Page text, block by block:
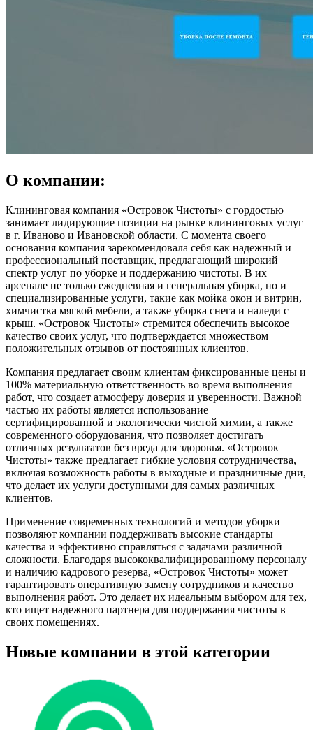
О компании:
Клининговая компания «Островок Чистоты» с гордостью
занимает лидирующие позиции на рынке клининговых услуг
в г. Иваново и Ивановской области. С момента своего
основания компания зарекомендовала себя как надежный и
профессиональный поставщик, предлагающий широкий
спектр услуг по уборке и поддержанию чистоты. В их
арсенале не только ежедневная и генеральная уборка, но и
специализированные услуги, такие как мойка окон и витрин,
химчистка мягкой мебели, а также уборка снега и наледи с
крыш. «Островок Чистоты» стремится обеспечить высокое
качество своих услуг, что подтверждается множеством
положительных отзывов от постоянных клиентов.
Компания предлагает своим клиентам фиксированные цены и
100% материальную ответственность во время выполнения
работ, что создает атмосферу доверия и уверенности. Важной
частью их работы является использование
сертифицированной и экологически чистой химии, а также
современного оборудования, что позволяет достигать
отличных результатов без вреда для здоровья. «Островок
Чистоты» также предлагает гибкие условия сотрудничества,
включая возможность работы в выходные и праздничные дни,
что делает их услуги доступными для самых различных
клиентов.
Применение современных технологий и методов уборки
позволяют компании поддерживать высокие стандарты
качества и эффективно справляться с задачами различной
сложности. Благодаря высококвалифицированному персоналу
и наличию кадрового резерва, «Островок Чистоты» может
гарантировать оперативную замену сотрудников и качество
выполнения работ. Это делает их идеальным выбором для тех,
кто ищет надежного партнера для поддержания чистоты в
своих помещениях.
Новые компании в этой категории